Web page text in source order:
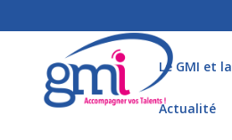
Le GMI et
Actualité